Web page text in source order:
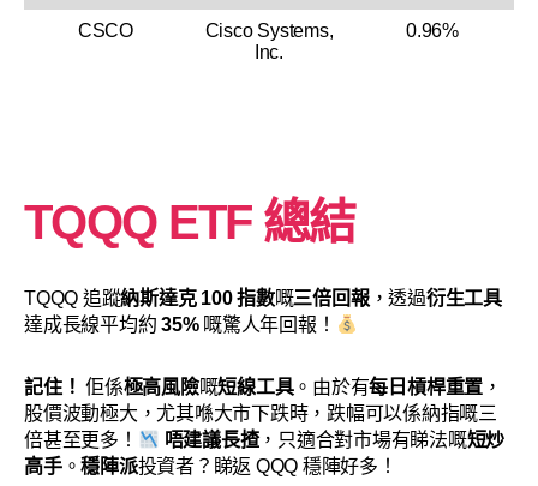
CSCO
Cisco Systems,
Inc.
0.96%
TQQQ ETF 總結
TQQQ 追蹤納斯達克 100 指數嘅三倍回報，透過衍生工具
達成長線平均約35%嘅驚人年回報！
記住！ 佢係極高風險嘅短線工具。由於有每日槓桿重置 ，
股價波動極大，尤其喺大市下跌時，跌幅可以係納指嘅三
倍甚至更多！
唔建議長揸，只適合對市場有睇法嘅短炒
高手。穩陣派投資者？睇返 QQQ 穩陣好多！